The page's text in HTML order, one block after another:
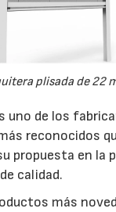
plisada de 22
uno de los
reconocidos
propuesta en la
calidad.
más